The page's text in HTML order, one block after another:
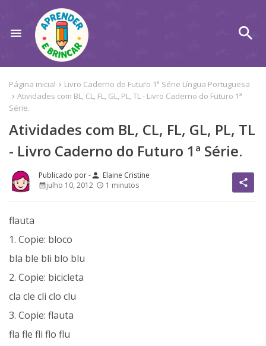
Página inicial
Livro Caderno do Futuro 1ª Série Língua Portuguesa
Atividades com BL, CL, FL, GL, PL, TL - Livro Caderno do Futuro 1ª
Série.
Atividades com BL, CL, FL, GL, PL, TL
- Livro Caderno do Futuro 1ª Série.
person Elaine Cristine
julho 10, 2012
1 minutos share
flauta
1. Copie: bloco
bla ble bli blo blu
2. Copie: bicicleta
cla cle cli clo clu
3. Copie: flauta
fla fle fli flo flu